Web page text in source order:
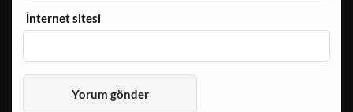
İnternet sitesi